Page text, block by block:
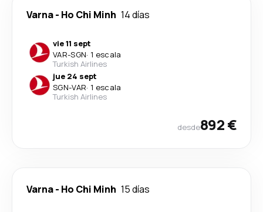
Varna- Ho Chi Minh 14 días
vie 11 sept
VAR-SGN· 1 escala
Turkish Airlines
jue 24 sept
SGN-VAR· 1 escala
Turkish Airlines
desde892 €
Varna- Ho Chi Minh 15 días